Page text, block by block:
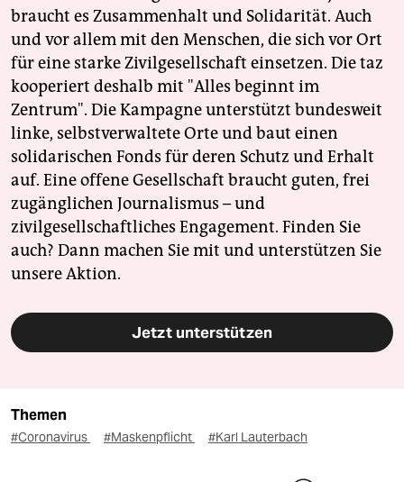
braucht es Zusammenhalt und Solidarität. Auch
und vor allem mit den Menschen, die sich vor Ort
für eine starke Zivilgesellschaft einsetzen. Die taz
kooperiert deshalb mit "Alles beginnt im
Zentrum". Die Kampagne unterstützt bundesweit
linke, selbstverwaltete Orte und baut einen
solidarischen Fonds für deren Schutz und Erhalt
auf. Eine offene Gesellschaft braucht guten, frei
zugänglichen Journalismus – und
zivilgesellschaftliches Engagement. Finden Sie
auch? Dann machen Sie mit und unterstützen Sie
unsere Aktion.
Jetzt unterstützen
Themen
#Coronavirus #Maskenpflicht #Karl Lauterbach